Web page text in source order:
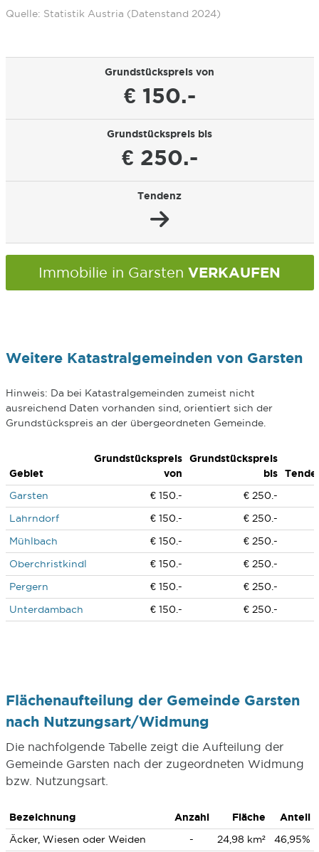
Quelle: Statistik Austria (Datenstand 2024)
Grundstückspreis von
€ 150.-
Grundstückspreis bis
€ 250.-
Tendenz
Immobilie in Garsten VERKAUFEN
Weitere Katastralgemeinden von Garsten
Hinweis: Da bei Katastralgemeinden zumeist nicht
ausreichend Daten vorhanden sind, orientiert sich der
Grundstückspreis an der übergeordneten Gemeinde.
Gebiet
Grundstückspreis
von
Grundstückspreis
bis
Garsten
€ 150.-
€ 250.-
Lahrndorf
€ 150.-
€ 250.-
Mühlbach
€ 150.-
€ 250.-
Oberchristkindl
€ 150.-
€ 250.-
Pergern
€ 150.-
€ 250.-
Unterdambach
€ 150.- € 250.-
Flächenaufteilung der Gemeinde Garsten
nach Nutzungsart/Widmung
Die nachfolgende Tabelle zeigt die Aufteilung der
Gemeinde Garsten nach der zugeordneten Widmung
bzw. Nutzungsart.
Bezeichnung Anzahl Fläche
Anteil
Äcker, Wiesen oder Weiden
- 24,98 km² 46,95%